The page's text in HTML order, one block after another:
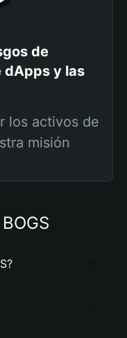
de
dApps y las
los activos de
misión